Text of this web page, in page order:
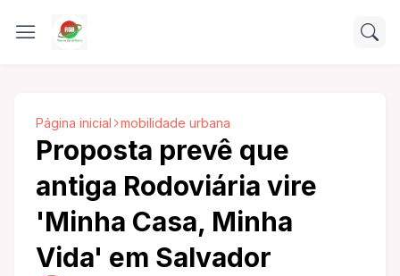
Página inicial mobilidade urbana
Proposta prevê que
antiga Rodoviária vire
'Minha Casa, Minha
Vida' em Salvador